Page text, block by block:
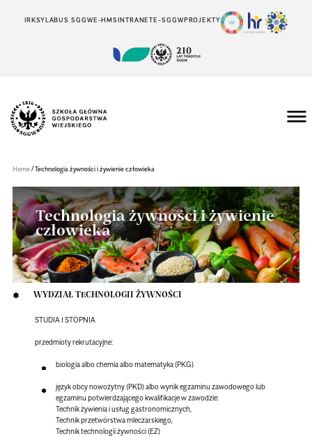
IRKSYLABUS SGGWE-HMSINTRANETE-SGGWPROJEKTY
Wiejskiego
Warszawie
Home/Technologia żywności i żywienie człowieka
Technologia żywności i żywienie
człowieka
WYDZIAŁ TECHNOLOGII ŻYWNOŚCI
STUDIA I STOPNIA
przedmioty rekrutacyjne:
biologia albo chemia albo matematyka (PKG)
język obcy nowożytny (PKD) albo wynik egzaminu zawodowego lub
egzaminu potwierdzającego kwalifikacje w zawodzie:
Technik żywienia i usług gastronomicznych,
Technik przetwórstwa mleczarskiego,
Technik technologii żywności (EZ)